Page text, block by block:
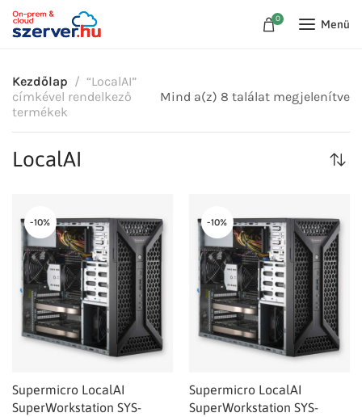
0 Menü
Kezdőlap
“LocalAI”
címkével rendelkező
termékek
Mind a(z) 8 találat megjelenítve
LocalAI
-10%
Supermicro LocalAI
SuperWorkstation SYS-
-10%
Supermicro LocalAI
SuperWorkstation SYS-